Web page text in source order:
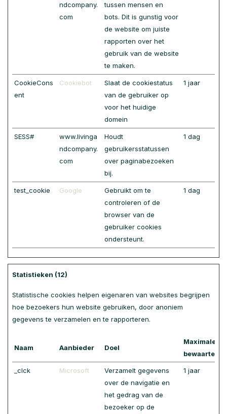
ndcompany.
com
tussen mensen en
bots. Dit is gunstig voor
de website om juiste
rapporten over het
gebruik van de website
te maken.
CookieCons
ent
Cookiebot
Slaat de cookiestatus
van de gebruiker op
voor het huidige
domein
1 jaar
SESS#
www.livinga
ndcompany.
com
Houdt
gebruikersstatussen
over paginabezoeken
bij.
1 dag
test_cookie Google
Gebruikt om te
controleren of de
browser van de
gebruiker cookies
ondersteunt.
1 dag
Statistieken (12)
Statistische cookies helpen eigenaren van websites begrijpen
hoe bezoekers hun website gebruiken, door anoniem
gegevens te verzamelen en te rapporteren.
Naam Aanbieder Doel
Maximale
_clck Microsoft
Verzamelt gegevens
over de navigatie en
het gedrag van de
bezoeker op de
1 jaar